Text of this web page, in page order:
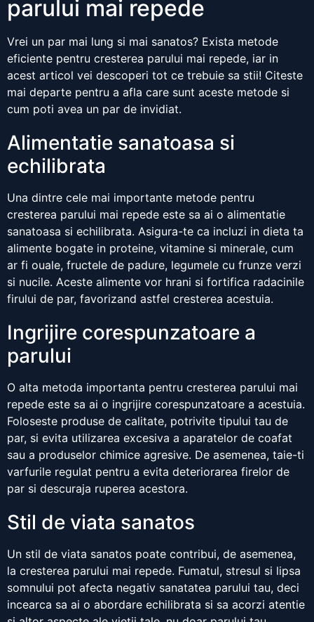
parului mai repede
Vrei un par mai lung si mai sanatos? Exista metode
eficiente pentru cresterea parului mai repede, iar in
acest articol vei descoperi tot ce trebuie sa stii! Citeste
mai departe pentru a afla care sunt aceste metode si
cum poti avea un par de invidiat.
Alimentatie sanatoasa si
echilibrata
Una dintre cele mai importante metode pentru
cresterea parului mai repede este sa ai o alimentatie
sanatoasa si echilibrata. Asigura-te ca incluzi in dieta ta
alimente bogate in proteine, vitamine si minerale, cum
ar fi ouale, fructele de padure, legumele cu frunze verzi
si nucile. Aceste alimente vor hrani si fortifica radacinile
firului de par, favorizand astfel cresterea acestuia.
Ingrijire corespunzatoare a
parului
O alta metoda importanta pentru cresterea parului mai
repede este sa ai o ingrijire corespunzatoare a acestuia.
Foloseste produse de calitate, potrivite tipului tau de
par, si evita utilizarea excesiva a aparatelor de coafat
sau a produselor chimice agresive. De asemenea, taie-ti
varfurile regulat pentru a evita deteriorarea firelor de
par si descuraja ruperea acestora.
Stil de viata sanatos
Un stil de viata sanatos poate contribui, de asemenea,
la cresterea parului mai repede. Fumatul, stresul si lipsa
somnului pot afecta negativ sanatatea parului tau, deci
incearca sa ai o abordare echilibrata si sa acorzi atentie